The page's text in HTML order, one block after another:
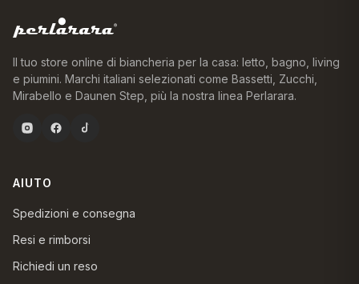
Il tuo store online di biancheria per la casa: letto, bagno, living
e piumini. Marchi italiani selezionati come Bassetti, Zucchi,
Mirabello e Daunen Step, più la nostra linea Perlarara.
AIUTO
Spedizioni e consegna
Resi e rimborsi
Richiedi un reso